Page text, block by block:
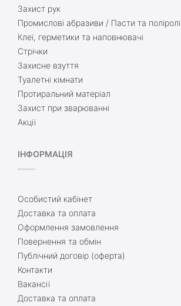
Захист рук
Промислові абразиви / Пасти та поліролі
Клеї, герметики та наповнювачі
Стрічки
Захисне взуття
Туалетні кімнати
Протиральний матеріал
Захист при зварюванні
Акції
ІНФОРМАЦІЯ
Особистий кабінет
Доставка та оплата
Оформлення замовлення
Повернення та обмін
Публічний договір (оферта)
Контакти
Вакансії
Доставка та оплата